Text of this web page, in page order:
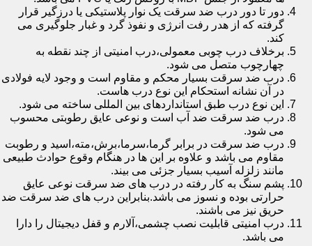
دور تا دور درب ضد سرقت یک نوار پلاستیکی یا درزگیر قرار
گرفته که از هدر رفت انرژی و نفوذ گرد و غبار جلوگیری می
کند.
برخلاف درب چوبی معمولی،درب امنیتی از چند نقطه به
چهارچوب متصل می شود.
درب ضد سرقت بسیار محکم و مقاوم است و وجود لایه فولادی
در آن نشانه استحکام این نوع درب هاست.
این نوع درب طبق استانداردهای بین المللی ساخته می شود.
درب ضد سرقت ضد آب است و نوعی عایق رطوبتی محسوب
می شود.
درب ضد سرقت در برابر گرما،سرما،برش،مته،اسید و رطوبت
مقاوم می باشد و علاوه بر این ها در هنگام وقوع حوادث طبیعی
مانند زلزله آسیب بسیار جزئی می بیند.
پشم سنگ به کار رفته در درب های ضد سرقت نوعی عایق
حرارتی بوده و نسوز می باشد.بنابراین درب های ضد سرقت ضد
حریق نیز می باشند.
درب امنیتی قابلیت نصب چشمی،آلارم و قفل دیجیتال را دارا
می باشد.